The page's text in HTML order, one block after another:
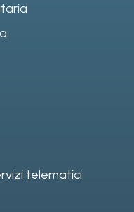
telematici